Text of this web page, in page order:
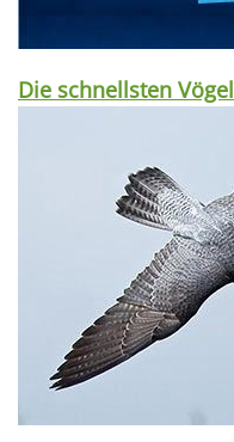
Die schnellsten Vögel